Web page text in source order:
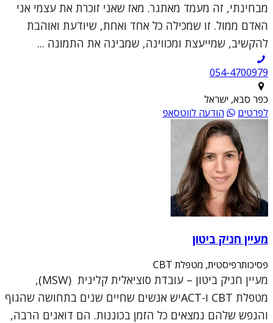
מבחינתי, זה מעמד מאתגר. מאז שאני זוכרת את עצמי אני
האדם ממול. זו שמכילה כל אחד ואחת, שיודעת ואוהבת
להקשיב, שמייעצת ומכווינה, שמבינה את התמונה ...
054-4700979
כפר סבא, ישראל
לפרטים
הודעה לווטסאפ
מעיין חניק ביטון
פסיכותרפיסטית, מטפלת CBT
מעיין חניק ביטון – עובדת סוציאלית קלינית (MSW),
מטפלת CBT ו-ACTיש אנשים שחיים שנים בתחושה שהגוף
והנפש שלהם נמצאים כל הזמן בכוננות. הם דואגים הרבה,